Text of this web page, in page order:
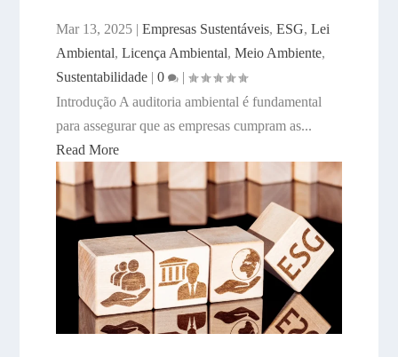
Mar 13, 2025| Empresas Sustentáveis, ESG, Lei
Ambiental, Licença Ambiental, Meio Ambiente,
Sustentabilidade| 0
|
Introdução A auditoria ambiental é fundamental
para assegurar que as empresas cumpram as...
Read More